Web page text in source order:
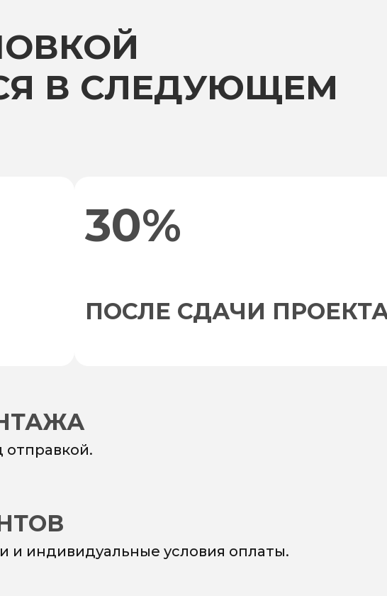
В СЛЕДУЮЩЕМ
30%
ПОСЛЕ СДАЧИ
и индивидуальные условия оплаты.